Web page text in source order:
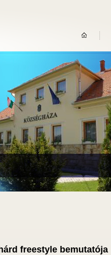
freestyle bemutatója